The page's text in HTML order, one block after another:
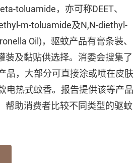
toluamide，亦可称DEET、
m-toluamide及N,N-diethyl-
Oil)，驱蚊产品有膏条装、
装及黏贴供选择。消委会搜集了
品，大部分可直接涂或喷在皮肤
电热式蚊香。报告提供该等产品
帮助消费者比较不同类型的驱蚊